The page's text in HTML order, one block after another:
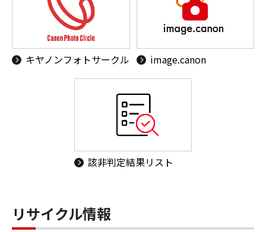
キヤノンフォトサークル image.canon
該非判定結果リスト
リサイクル情報